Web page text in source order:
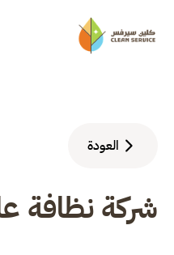
العودة
شركة نظافة